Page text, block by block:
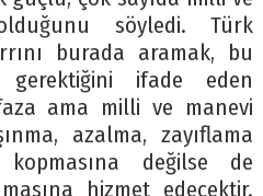
söyledi. Türk
burada aramak, bu
gerektiğini ifade eden
ama milli ve manevi
azalma, zayıflama
kopmasına değilse de
hizmet edecektir.